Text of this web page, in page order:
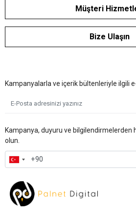
Müşteri
Bize Ulaşın
Kampanyalarla ve içerik bültenleriyle ilgili
Kampanya, duyuru ve bilgilendirmelerden
olun.